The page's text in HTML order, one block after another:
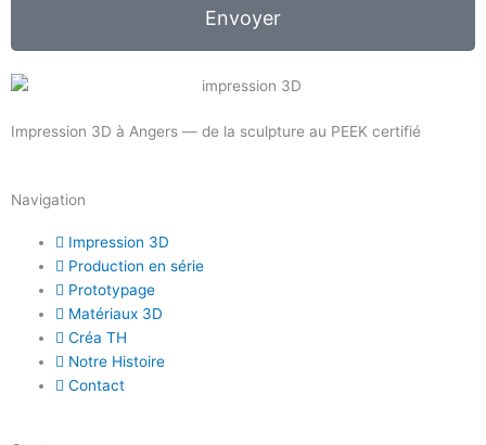
Envoyer
Impression 3D à Angers — de la sculpture au PEEK certifié
Navigation
Impression 3D
Production en série
Prototypage
Matériaux 3D
Créa TH
Notre Histoire
Contact